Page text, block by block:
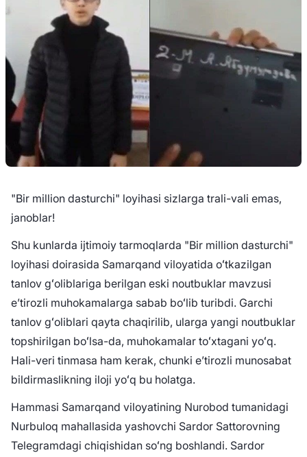
"Bir million dasturchi" loyihasi sizlarga trali-vali emas,
janoblar!
Shu kunlarda ijtimoiy tarmoqlarda "Bir million dasturchi"
loyihasi doirasida Samarqand viloyatida oʻtkazilgan
tanlov gʻoliblariga berilgan eski noutbuklar mavzusi
eʼtirozli muhokamalarga sabab boʻlib turibdi. Garchi
tanlov gʻoliblari qayta chaqirilib, ularga yangi noutbuklar
topshirilgan boʻlsa-da, muhokamalar toʻxtagani yoʻq.
Hali-veri tinmasa ham kerak, chunki eʼtirozli munosabat
bildirmaslikning iloji yoʻq bu holatga.
Hammasi Samarqand viloyatining Nurobod tumanidagi
Nurbuloq mahallasida yashovchi Sardor Sattorovning
Telegramdagi chiqishidan soʻng boshlandi. Sardor